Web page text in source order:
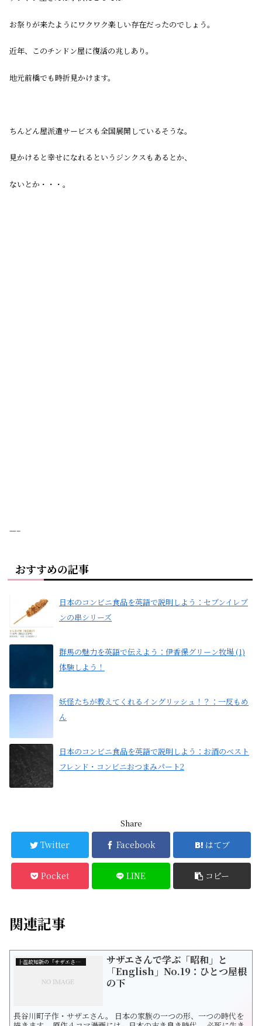
お祭りが来たようにワクワク楽しい存在だったのでしょう。
近年、このチンドン屋に復活の兆しあり。
地元前橋でも時折見かけます。
ちんどん屋派遣サービスも全国展開しているそうな。
見かけると幸せになれるというジンクスもあるとか、
ないとか・・・。
—–
おすすめの記事
日本のコンビニ食品を英語で説明しよう：セブンイレブ
ンの串シリーズ
群馬の魅力を英語で伝えよう：伊香保グリーン牧場 (1)
体験しよう！
妖怪たちが教えてくれるイングリッシュ！？：一反もめ
ん
日本のコンビニ食品を英語で説明しよう：お酒のベスト
フレンド・コンビニおつまみパート2
Share
Twitter Facebook はてブ
Pocket LINE コピー
関連記事
├温故知新の「サザエさん」
サザエさんで学ぶ「昭和」と
「English」No.19：ひとつ屋根
の下
長谷川町子作・サザエさん。 日本の家族の一つの形、一つの時代を